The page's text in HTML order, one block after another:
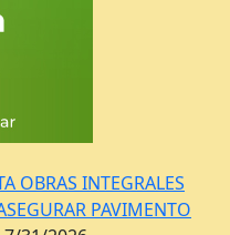
OBRAS INTEGRALES
PAVIMENTO